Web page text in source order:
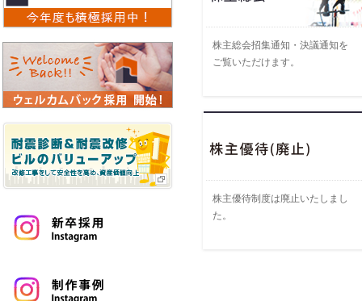
株主総会招集通知・決議通知を
ご覧いただけます。
株主優待制度は廃止いたしまし
た。